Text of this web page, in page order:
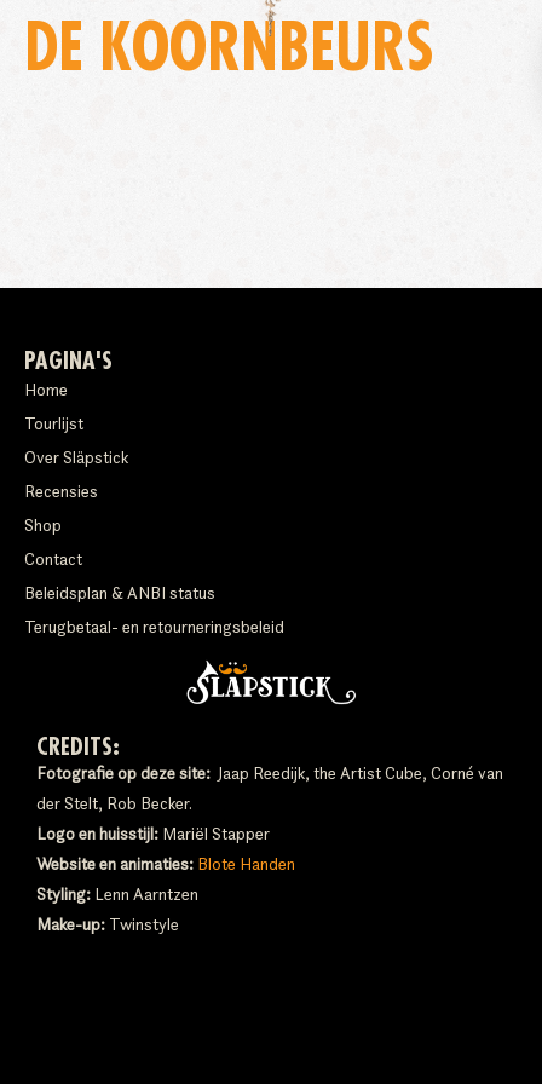
DE KOORNBEURS
PAGINA'S
Home
Tourlijst
Over Släpstick
Recensies
Shop
Contact
Beleidsplan & ANBI status
Terugbetaal- en retourneringsbeleid
CREDITS:
Fotografie op deze site: Jaap Reedijk, the Artist Cube, Corné van
der Stelt, Rob Becker.
Logo en huisstijl: Mariël Stapper
Website en animaties: Blote Handen
Styling: Lenn Aarntzen
Make-up: Twinstyle